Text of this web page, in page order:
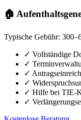
🏠
Typische Gebühr:
✓ Vollständige
✓
✓
✓
✓ Hilfe bei TIE-
✓